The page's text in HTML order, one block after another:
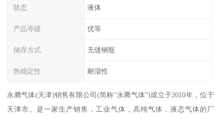
状态 液体
产品等级 优等
储存方式 无缝钢瓶
热稳定性 耐湿性
永腾气体(天津)销售有限公司(简称“永腾气体”)成立于2010年，位于
天津市。是一家生产销售，工业气体，高纯气体，液态气体的厂